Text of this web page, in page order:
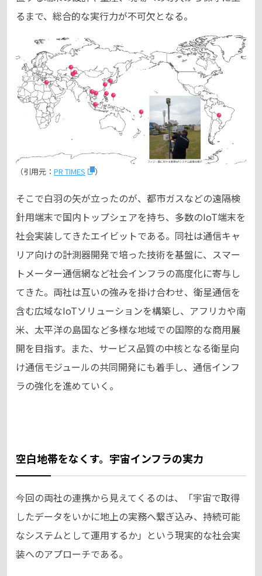
るまで、総合的な実行力が不可欠となる。
（引用元： PR TIMES ）
そこで白羽の矢が立ったのが、都市ガスなどの遠隔検
針用端末で国内トップシェアを持ち、多数のIoT端末を
社会実装してきたエイビットである。同社は通信キャ
リア向けの計測器開発で培った技術を基盤に、スマー
トメーター通信網など社会インフラの高度化に寄与し
てきた。両社は互いの強みを掛け合わせ、衛星通信を
含む広域なIoTソリューションを構築し、アフリカや南
米、太平洋の島国など多様な地域での国際的な商用展
開を目指す。また、サービス品質の中核となる衛星向
け通信モジュールの共同開発にも着手し、通信インフ
ラの強化を進めていく。
空白地帯をなくす。宇宙インフラの実力
今回の両社の連携から見えてくるのは、「宇宙で取得
したデータをいかに地上の実務へ繋ぎ込み、持続可能
なシステムとして運用するか」という現実的な社会実
装へのアプローチである。